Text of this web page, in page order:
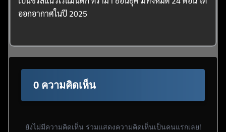
ออกอากาศในปี 2025
0 ความคิดเห็น
ยังไม่มีความคิดเห็น ร่วมแสดงความคิดเห็นเป็นคนแรกเลย!